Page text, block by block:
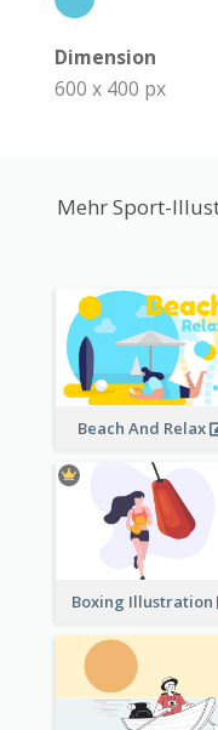
Dimension
600 x 400 px
Mehr Sport-
Beach And Relax
Boxing Illustration